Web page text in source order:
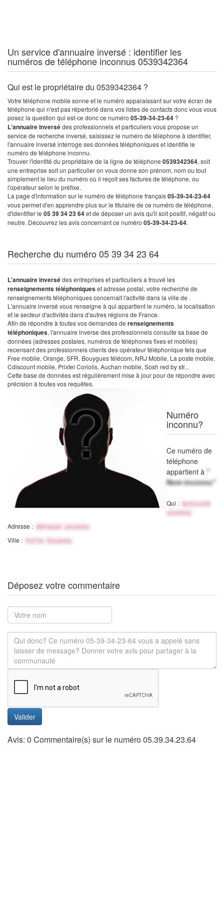
Un service d'annuaire inversé : identifier les
numéros de téléphone inconnus 0539342364
Qui est le propriétaire du 0539342364 ?
Votre téléphone mobile sonne et le numéro apparaissant sur votre écran de
téléphone qui n'est pas répertorié dans vos listes de contacts donc vous vous
posez la question qui est-ce donc ce numéro 05-39-34-23-64 ?
L'annuaire inversédes professionnels et particuliers vous propose un
service de recherche inversé, saisissez le numéro de téléphone à identifier,
l'annuaire inversé interroge ses données téléphoniques et identifie le
numéro de téléphone inconnu.
Trouver l'identité du propriétaire de la ligne de téléphone 0539342364, soit
une entreprise soit un particulier on vous donne son prénom, nom ou tout
simplement le lieu du numéro où il reçoit ses factures de téléphone, ou
l'opérateur selon le préfixe.
La page d'information sur le numéro de téléphone français05-39-34-23-64
vous permet d'en apprendre plus sur le titulaire de ce numéro de téléphone,
d'identifier le 05 39 34 23 64et de déposer un avis qu'il soit positif, négatif ou
neutre. Découvrez les avis concernant ce numéro 05-39-34-23-64.
Recherche du numéro 05 39 34 23 64
L'annuaire inversédes entreprises et particuliers a trouvé les
renseignements téléphoniqueset adresse postal, votre recherche de
renseignements téléphoniques concernait l'activité dans la ville de .
L'annuaire inversé vous renseigne à qui appartient le numéro, la localisation
et le secteur d'activités dans d'autres régions de France.
Afin de répondre à toutes vos demandes de renseignements
téléphoniques, l'annuaire inverse des professionnels consulte sa base de
données (adresses postales, numéros de téléphones fixes et mobiles)
recensant des professionnels clients des opérateur téléphonique tels que
Free mobile, Orange, SFR, Bouygues télécom, NRJ Mobile, La poste mobile,
Cdiscount mobile, Prixtel Coriolis, Auchan mobile, Sosh red by sfr...
Cette base de données est régulièrement mise à jour pour de répondre avec
précision à toutes vos requêtes.
Numéro
inconnu?
Ce numéro de
téléphone
appartient à "
Nom inconnu"
Qui :
Activité
inconnu
Adresse : Adresse inconnu
Ville : Ville Inconnu
Déposez votre commentaire
Valider
Avis: 0 Commentaire(s) sur le numéro 05.39.34.23.64